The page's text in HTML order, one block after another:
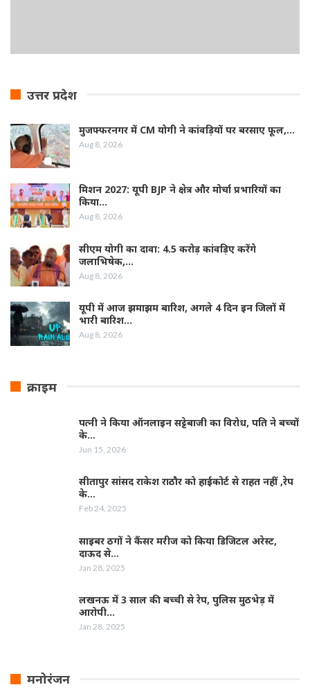
उत्तर प्रदेश
मुजफ्फरनगर में CM योगी ने कांवड़ियों पर बरसाए फूल,…
Aug 8, 2026
मिशन 2027: यूपी BJP ने क्षेत्र और मोर्चा प्रभारियों का
किया…
Aug 8, 2026
सीएम योगी का दावा: 4.5 करोड़ कांवड़िए करेंगे
जलाभिषेक,…
Aug 8, 2026
यूपी में आज झमाझम बारिश, अगले 4 दिन इन जिलों में
भारी बारिश…
Aug 8, 2026
क्राइम
पत्नी ने किया ऑनलाइन सट्टेबाजी का विरोध, पति ने बच्चों
के…
Jun 15, 2026
सीतापुर सांसद राकेश राठौर को हाईकोर्ट से राहत नहीं ,रेप
के…
Feb 24, 2025
साइबर ठगों ने कैंसर मरीज को किया डिजिटल अरेस्ट,
दाऊद से…
Jan 28, 2025
लखनऊ में 3 साल की बच्ची से रेप, पुलिस मुठभेड़ में
आरोपी…
Jan 28, 2025
मनोरंजन